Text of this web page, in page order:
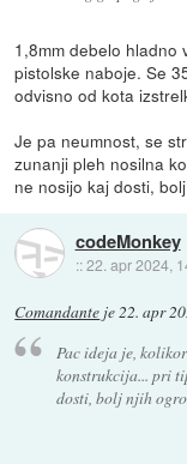
1,8mm debelo hladno
pistolske naboje. Se
odvisno od kota
Je pa neumnost, se
zunanji pleh nosilna
ne nosijo kaj dosti,
codeMonkey
::22. apr 2024,
Comandante je22. apr
Pac ideja je,
konstrukcija... pri
dosti, bolj njih